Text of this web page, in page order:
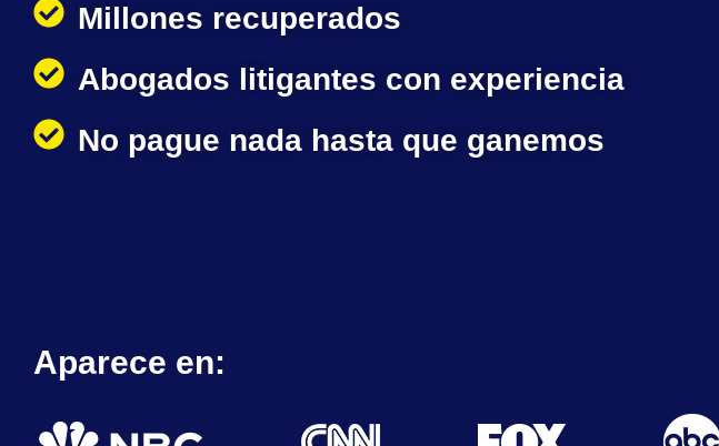
Millones recuperados
Abogados litigantes con experiencia
No pague nada hasta que ganemos
Aparece en: